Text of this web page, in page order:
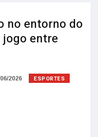
no entorno do
jogo entre
2026 ESPORTES